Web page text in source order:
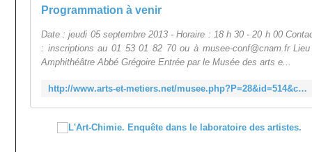
Programmation à venir
Date : jeudi 05 septembre 2013 - Horaire : 18 h 30 - 20 h 00
: inscriptions au 01 53 01 82 70 ou à musee-conf@cnam.fr
Amphithéâtre Abbé Grégoire Entrée par le Musée des arts e...
http://www.arts-et-metiers.net/musee.php?P=28&id=514&cycle=91&lang=fra&flash=f